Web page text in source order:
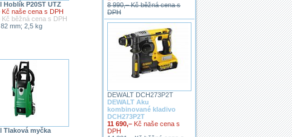
Hoblík P20ST UTZ
Kč naše cena s DPH
Kč běžná cena s DPH
mm; 2,5 kg
Tlaková myčka
8 990,– Kč běžná cena s
DPH
DEWALT DCH273P2T
DEWALT Aku
kombinované kladivo
DCH273P2T
11 690,– Kč naše cena s
DPH